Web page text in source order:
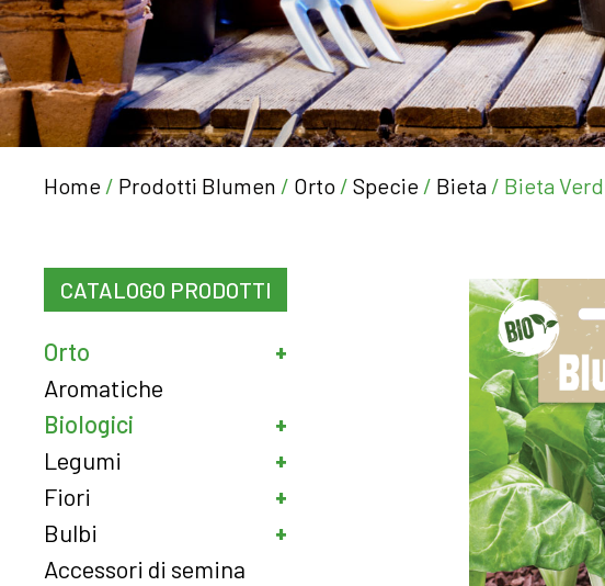
Home / Prodotti Blumen / Orto / Specie / Bieta / Bieta
CATALOGO PRODOTTI
Orto
Aromatiche
Biologici
Legumi
Fiori
Bulbi
Accessori di semina